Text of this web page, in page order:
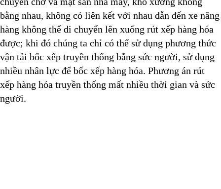
bằng nhau, không có liên kết với nhau dẫn đến xe nâng
hàng không thể di chuyển lên xuống rút xếp hàng hóa
được; khi đó chúng ta chỉ có thể sử dụng phương thức
vận tải bốc xếp truyền thống bằng sức người, sử dụng
nhiều nhân lực để bốc xếp hàng hóa. Phương án rút
xếp hàng hóa truyền thống mất nhiều thời gian và sức
người.